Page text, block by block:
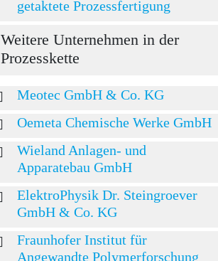
getaktete Prozessfertigung
Weitere Unternehmen in der
Prozesskette
Meotec GmbH & Co. KG
Oemeta Chemische Werke GmbH
Wieland Anlagen- und
Apparatebau GmbH
ElektroPhysik Dr. Steingroever
GmbH & Co. KG
Fraunhofer Institut für
Angewandte Polymerforschung